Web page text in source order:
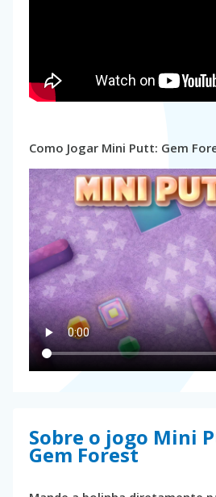
Como Jogar Mini Putt: Gem
Sobre o jogo Mini
Gem Forest